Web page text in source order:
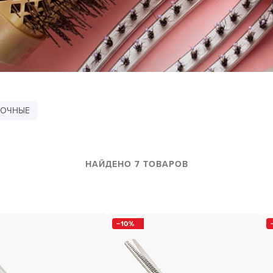
бородой
очистка и detox
и ботокс для волос
для бровей и
и расходник
и
сумки и хранение
НАЙДЕНО 7 ТОВАРОВ
10